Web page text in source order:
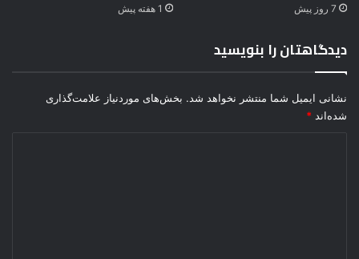
7 روز پیش 1 هفته پیش
دیدگاهتان را بنویسید
نشانی ایمیل شما منتشر نخواهد شد. بخش‌های موردنیاز علامت‌گذاری
شده‌اند *